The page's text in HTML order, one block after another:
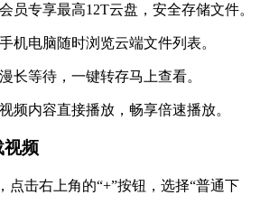
员专享最高12T云盘，安全存储文件。
机电脑随时浏览云端文件列表。
长等待，一键转存马上查看。
频内容直接播放，畅享倍速播放。
视频
点击右上角的“+”按钮，选择“普通下